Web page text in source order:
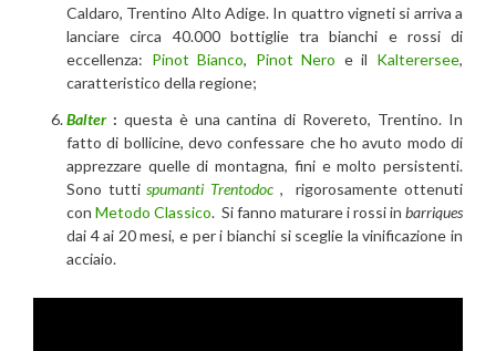
Caldaro, Trentino Alto Adige. In quattro vigneti si arriva a
lanciare circa 40.000 bottiglie tra bianchi e rossi di
eccellenza: Pinot Bianco, Pinot Nero e il Kalterersee,
caratteristico della regione;
Balter : questa è una cantina di Rovereto, Trentino. In
fatto di bollicine, devo confessare che ho avuto modo di
apprezzare quelle di montagna, fini e molto persistenti.
Sono tuttispumanti Trentodoc , rigorosamente ottenuti
con Metodo Classico. Si fanno maturare i rossi in barriques
dai 4 ai 20 mesi, e per i bianchi si sceglie la vinificazione in
acciaio.